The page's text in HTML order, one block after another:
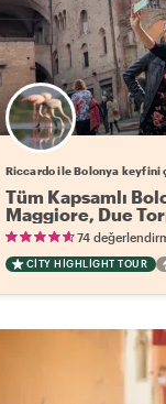
Riccardo ile Bolonya keyfini
Tüm Kapsamlı
Maggiore, Due
Domenico
74
CITY HIGHLIGHT TOUR